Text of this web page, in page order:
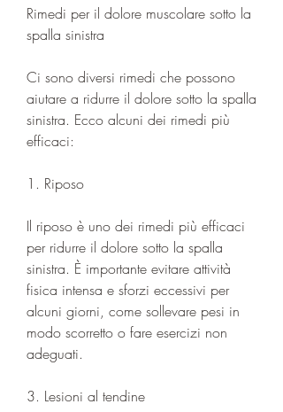
Rimedi per il dolore muscolare sotto la
spalla sinistra
Ci sono diversi rimedi che possono
aiutare a ridurre il dolore sotto la spalla
sinistra. Ecco alcuni dei rimedi più
efficaci:
1. Riposo
Il riposo è uno dei rimedi più efficaci
per ridurre il dolore sotto la spalla
sinistra. È importante evitare attività
fisica intensa e sforzi eccessivi per
alcuni giorni, come sollevare pesi in
modo scorretto o fare esercizi non
adeguati.
3. Lesioni al tendine